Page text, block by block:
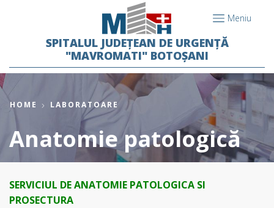
Meniu
SPITALUL JUDEȚEAN DE URGENȚĂ
"MAVROMATI" BOTOȘANI
HOME LABORATOARE
Anatomie patologică
SERVICIUL DE ANATOMIE PATOLOGICA SI
PROSECTURA